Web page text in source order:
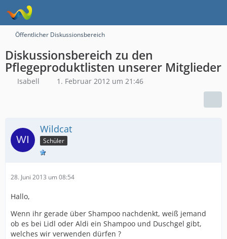
Öffentlicher Diskussionsbereich
Diskussionsbereich zu den
Pflegeproduktlisten unserer Mitglieder
Isabell 1. Februar 2012 um 21:46
Wildcat
Schüler
28. Juni 2013 um 08:54
Hallo,
Wenn ihr gerade über Shampoo nachdenkt, weiß jemand
ob es bei Lidl oder Aldi ein Shampoo und Duschgel gibt,
welches wir verwenden dürfen ?